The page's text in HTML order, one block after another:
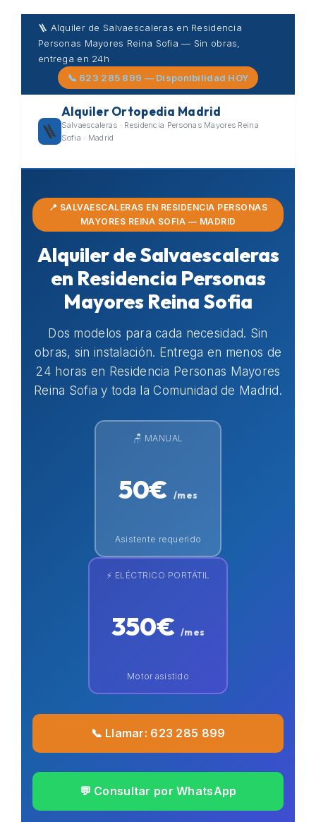
Skip
content
🪜 Alquiler de Salvaescaleras en Residencia
Personas Mayores Reina Sofia — Sin obras,
entrega en 24h
📞 623 285 899 — Disponibilidad HOY
🪜
Alquiler Ortopedia Madrid
Salvaescaleras · Residencia Personas Mayores Reina
Sofia · Madrid
📍 SALVAESCALERAS EN RESIDENCIA PERSONAS
MAYORES REINA SOFIA — MADRID
Alquiler de Salvaescaleras
en Residencia Personas
Mayores Reina Sofia
Dos modelos para cada necesidad. Sin
obras, sin instalación. Entrega en menos de
24 horas en Residencia Personas Mayores
Reina Sofia y toda la Comunidad de Madrid.
🪑 MANUAL
50€ /mes
Asistente requerido
⚡ ELÉCTRICO PORTÁTIL
350€/mes
Motor asistido
📞 Llamar: 623 285 899
💬 Consultar por WhatsApp